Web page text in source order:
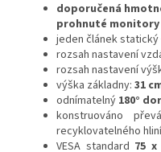
doporučená
prohnuté
jeden článek statický
rozsah nastavení
rozsah nastavení
výška základny: 31
odnímatelný 180°
konstruováno
recyklovatelného
VESA standard 75